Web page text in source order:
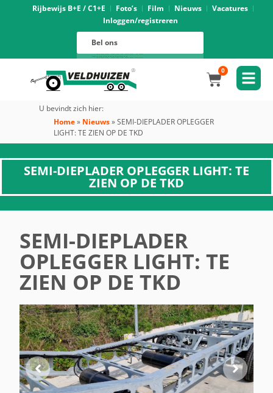
Rijbewijs B+E / C1+E Foto’s Film Nieuws
Vacatures
Inloggen/registreren
Bel ons
0
U bevindt zich hier:
Home» Nieuws»SEMI-DIEPLADER OPLEGGER
LIGHT: TE ZIEN OP DE TKD
SEMI-DIEPLADER OPLEGGER LIGHT: TE
ZIEN OP DE TKD
SEMI-DIEPLADER
OPLEGGER LIGHT: TE
ZIEN OP DE TKD